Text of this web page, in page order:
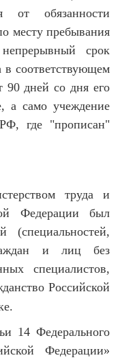
от обязанности
месту пребывания
срок
в соответствующем
90 дней со дня его
а само учеждение
где "прописан"
труда и
Федерации был
(специальностей,
и лиц без
специалистов,
Российской
14 Федерального
Федерации»